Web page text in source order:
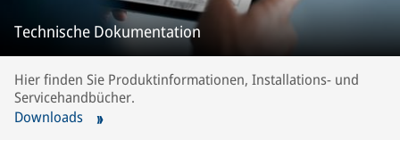
Technische Dokumentation
Hier finden Sie Produktinformationen, Installations- und
Servicehandbücher.
Downloads